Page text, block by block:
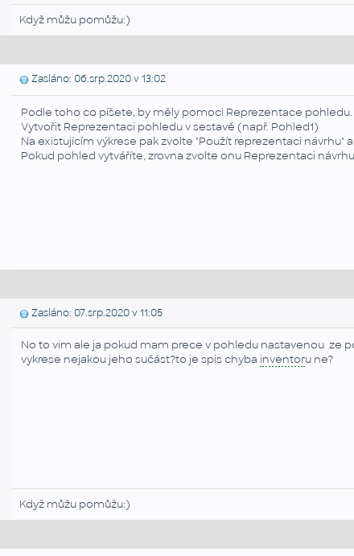
Když můžu pomůžu:)
Zasláno: 06.srp.2020 v 13:02
Podle toho co píšete, by měly pomoci Reprezentace pohledu.
Vytvořit Reprezentaci pohledu v sestavě (např. Pohled1)
Na existujícím výkrese pak zvolte "Použít reprezentaci návrhu"
Pokud pohled vytváříte, zrovna zvolte onu Reprezentaci
Zasláno: 07.srp.2020 v 11:05
No to vim ale ja pokud mam prece v pohledu nastavenou ze
vykrese nejakou jeho sučást?to je spis chyba inventoru ne?
Když můžu pomůžu:)